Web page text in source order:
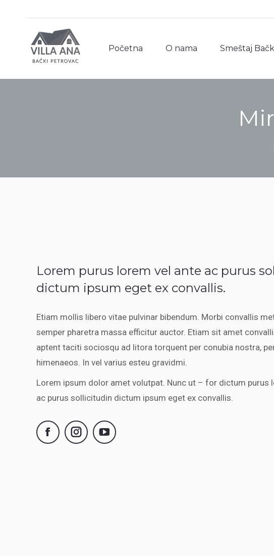
Početna O nama Smeštaj
Lorem purus lorem vel ante ac purus
dictum ipsum eget ex convallis.
Etiam mollis libero vitae pulvinar bibendum. Morbi convallis
semper pharetra massa efficitur auctor. Etiam sit amet
aptent taciti sociosqu ad litora torquent per conubia nostra,
himenaeos. In vel varius esteu gravidmi.
Lorem ipsum dolor amet volutpat. Nunc ut – for dictum purus
ac purus sollicitudin dictum ipsum eget ex convallis.
FacebookInstagramYouTube